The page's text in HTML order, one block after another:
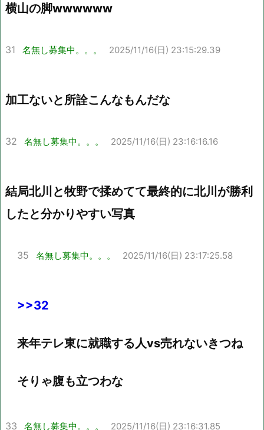
横山の脚wwwwww
31 名無し募集中。。。 2025/11/16(日) 23:15:29.39
加工ないと所詮こんなもんだな
32 名無し募集中。。。 2025/11/16(日) 23:16:16.16
結局北川と牧野で揉めてて最終的に北川が勝利
したと分かりやすい写真
35 名無し募集中。。。 2025/11/16(日) 23:17:25.58
>>32
来年テレ東に就職する人vs売れないきつね
そりゃ腹も立つわな
33 名無し募集中。。。 2025/11/16(日) 23:16:31.85